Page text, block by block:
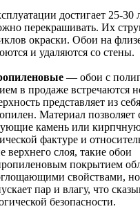
достигает 25-30
перекрашивать. Их
окраски. Обои на
и удаляются со стены.
— обои с
в продаже встречаются
представляет из
Материал позволяет
камень или кирпчную
фактуре и
верхнего слоя, такие обои
покрытием
свойствами,
пар и влагу, что
безопасности.